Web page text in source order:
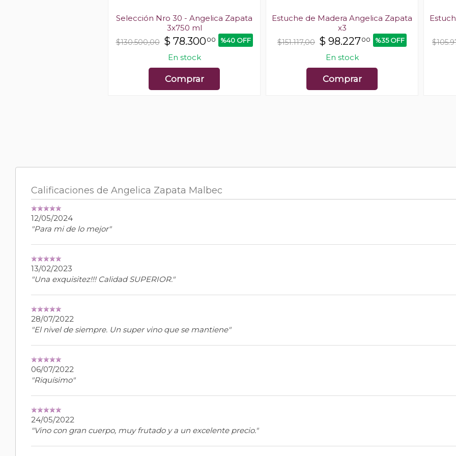
Selección Nro 30 - Angelica Zapata
3x750 ml
$130.500,00 $ 78.30000 %40 OFF
En stock
Comprar
Estuche de Madera Angelica Zapata
x3
$151.117,00 $ 98.22700 %35 OFF
En stock
Comprar
Calificaciones de Angelica Zapata Malbec
12/05/2024
"Para mi de lo mejor"
13/02/2023
"Una exquisitez!!! Calidad SUPERIOR."
28/07/2022
"El nivel de siempre. Un super vino que se mantiene"
06/07/2022
"Riquísimo"
24/05/2022
"Vino con gran cuerpo, muy frutado y a un excelente precio."